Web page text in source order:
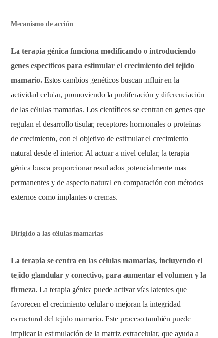
Mecanismo de acción
La terapia génica funciona modificando o introduciendo
genes específicos para estimular el crecimiento del tejido
mamario. Estos cambios genéticos buscan influir en la
actividad celular, promoviendo la proliferación y diferenciación
de las células mamarias. Los científicos se centran en genes que
regulan el desarrollo tisular, receptores hormonales o proteínas
de crecimiento, con el objetivo de estimular el crecimiento
natural desde el interior. Al actuar a nivel celular, la terapia
génica busca proporcionar resultados potencialmente más
permanentes y de aspecto natural en comparación con métodos
externos como implantes o cremas.
Dirigido a las células mamarias
La terapia se centra en las células mamarias, incluyendo el
tejido glandular y conectivo, para aumentar el volumen y la
firmeza. La terapia génica puede activar vías latentes que
favorecen el crecimiento celular o mejoran la integridad
estructural del tejido mamario. Este proceso también puede
implicar la estimulación de la matriz extracelular, que ayuda a